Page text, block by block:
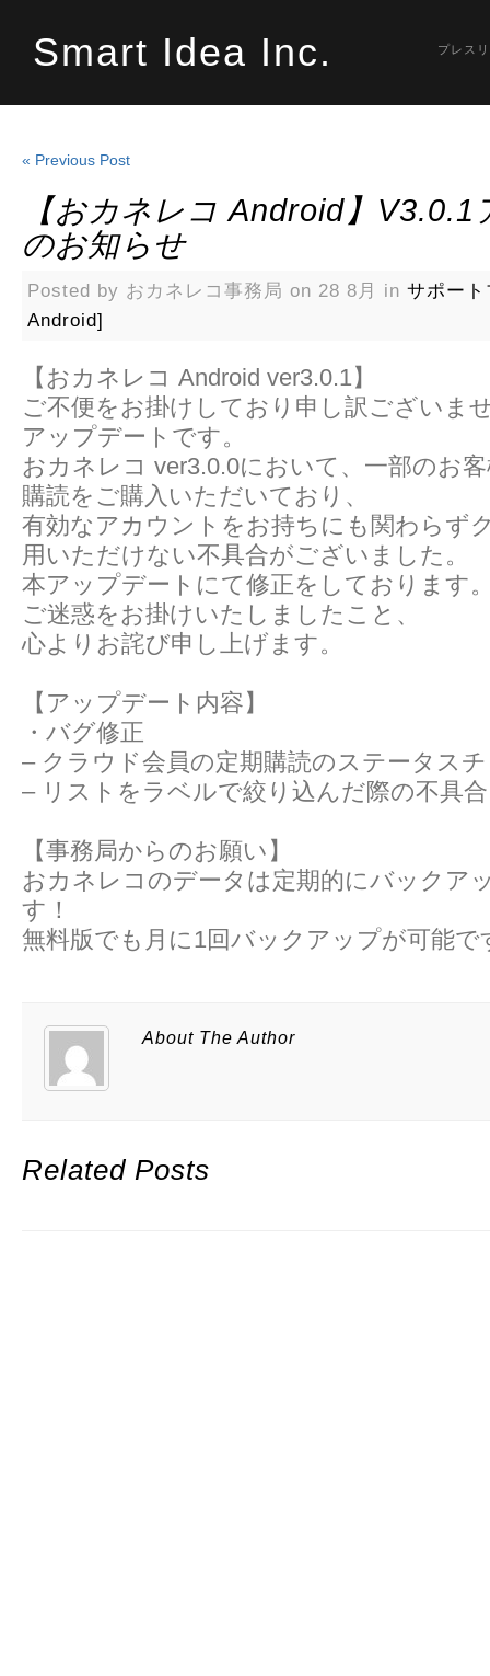
Smart Idea Inc. プレス
« Previous Post
【おカネレコ Android】v3.0.1
のお知らせ
Posted by おカネレコ事務局 on 28 8月 in サポー
Android]
【おカネレコ Android ver3.0.1】
ご不便をお掛けしており申し訳ございま
アップデートです。
おカネレコ ver3.0.0において、一部のお
購読をご購入いただいており、
有効なアカウントをお持ちにも関わらず
用いただけない不具合がございました。
本アップデートにて修正をしております
ご迷惑をお掛けいたしましたこと、
心よりお詫び申し上げます。
【アップデート内容】
・バグ修正
– クラウド会員の定期購読のステータス
– リストをラベルで絞り込んだ際の不具合
【事務局からのお願い】
おカネレコのデータは定期的にバックア
す！
無料版でも月に1回バックアップが可能で
About The Author
Related Posts